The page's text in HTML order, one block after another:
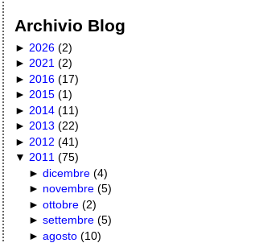
Archivio Blog
► 2026 (2)
►2021 (2)
► 2016 (17)
►2015 (1)
► 2014 (11)
►2013 (22)
► 2012 (41)
▼2011 (75)
►dicembre (4)
► novembre (5)
►ottobre (2)
►settembre (5)
►agosto (10)